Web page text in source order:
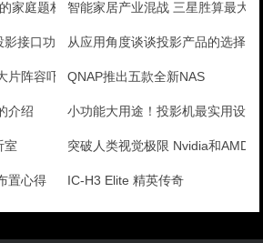
家庭题材电影智能家居产业混战 三星胜算最大
接口功能详解从应用角度谈谈投影产品的选择与
片阵容吓哭了QNAP推出五款全新NAS
介绍 小功能大用途！投影机最实用设计
室 突破人类视觉极限 Nvidia和AMD
置心得 IC-H3 Elite 精英传奇